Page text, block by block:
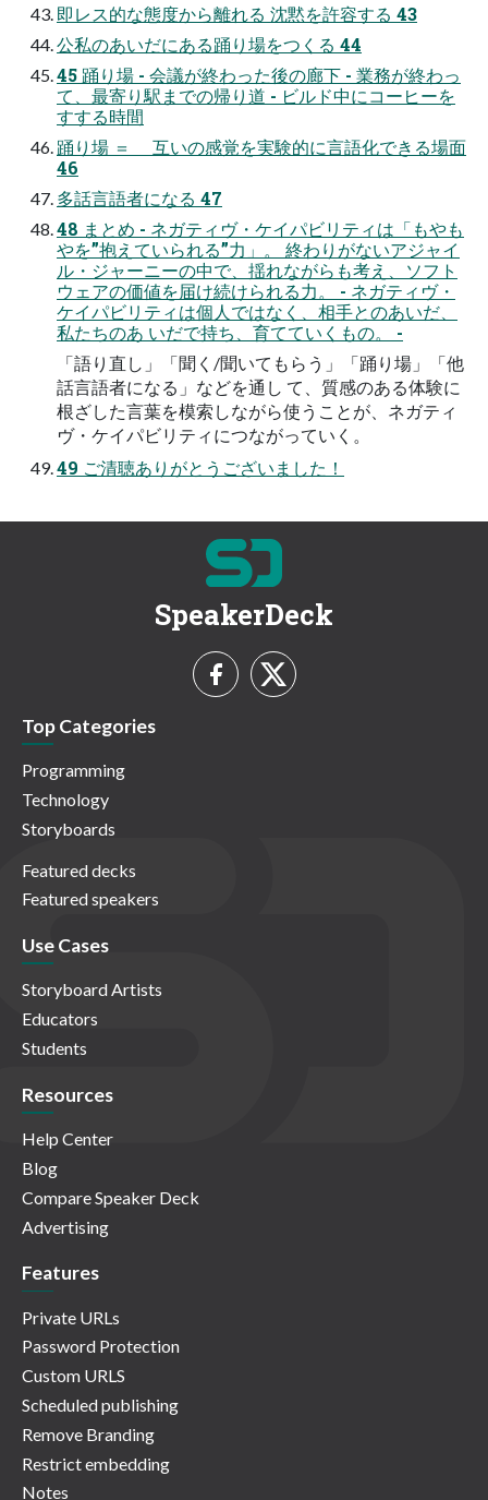
即レス的な態度から離れる 沈黙を許容する 43
公私のあいだにある踊り場をつくる 44
45 踊り場 - 会議が終わった後の廊下 - 業務が終わっ
て、最寄り駅までの帰り道 - ビルド中にコーヒーを
すする時間
踊り場 ＝ 互いの感覚を実験的に言語化できる場面
46
多話言語者になる 47
48 まとめ - ネガティヴ・ケイパビリティは「もやも
やを”抱えていられる”力」。 終わりがないアジャイ
ル・ジャーニーの中で、揺れながらも考え、ソフト
ウェアの価値を届け続けられる力。 - ネガティヴ・
ケイパビリティは個人ではなく、相手とのあいだ、
私たちのあ いだで持ち、育てていくもの。 -
「語り直し」「聞く/聞いてもらう」「踊り場」「他
話言語者になる」などを通し て、質感のある体験に
根ざした言葉を模索しながら使うことが、ネガティ
ヴ・ケイパビリティにつながっていく。
49 ご清聴ありがとうございました！
SpeakerDeck
Top Categories
Programming
Technology
Storyboards
Featured decks
Featured speakers
Use Cases
Storyboard Artists
Educators
Students
Resources
Help Center
Blog
Compare Speaker Deck
Advertising
Features
Private URLs
Password Protection
Custom URLS
Scheduled publishing
Remove Branding
Restrict embedding
Notes